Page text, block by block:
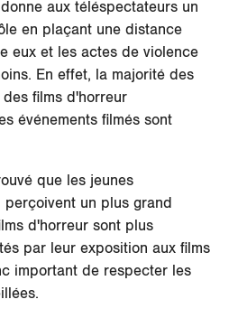
aux téléspectateurs un
en plaçant une distance
eux et les actes de violence
En effet, la majorité des
films d'horreur
événements filmés sont
que les jeunes
un plus grand
d'horreur sont plus
par leur exposition aux films
important de respecter les